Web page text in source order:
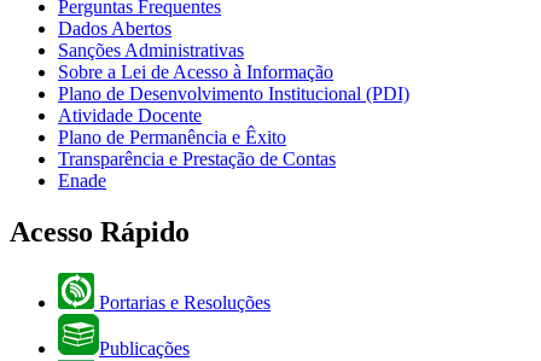
Perguntas Frequentes
Dados Abertos
Sanções Administrativas
Sobre a Lei de Acesso à Informação
Plano de Desenvolvimento Institucional (PDI)
Atividade Docente
Plano de Permanência e Êxito
Transparência e Prestação de Contas
Enade
Acesso Rápido
Portarias e Resoluções
Publicações